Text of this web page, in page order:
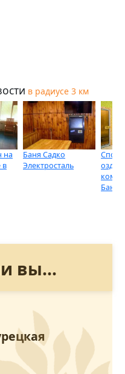
в радиусе 3 км
на
в
Баня Садко
Электросталь
вы...